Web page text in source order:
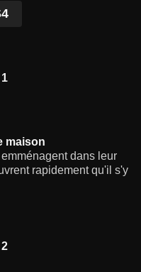
maison
dans leur
rapidement qu'il s'y